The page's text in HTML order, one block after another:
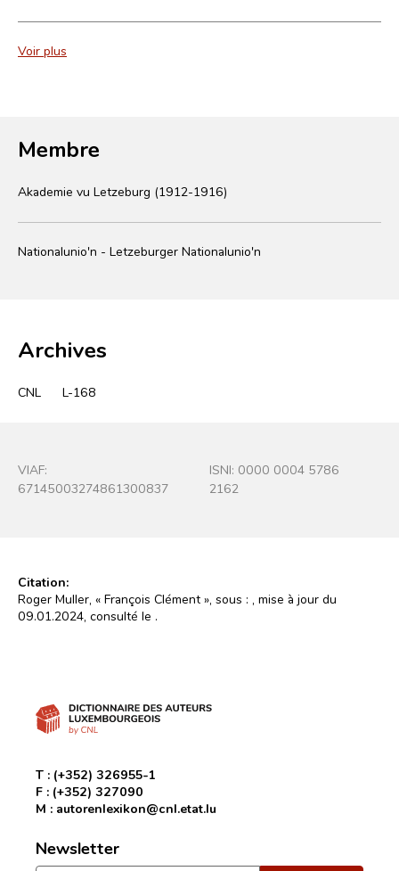
Voir plus
Membre
Akademie vu Letzeburg (1912-1916)
Nationalunio'n - Letzeburger Nationalunio'n
Archives
CNL L-168
VIAF:
67145003274861300837
ISNI: 0000 0004 5786
2162
Citation:
Roger Muller, « François Clément », sous : , mise à jour du
09.01.2024, consulté le .
T : (+352) 326955-1
F : (+352) 327090
M : autorenlexikon@cnl.etat.lu
Newsletter